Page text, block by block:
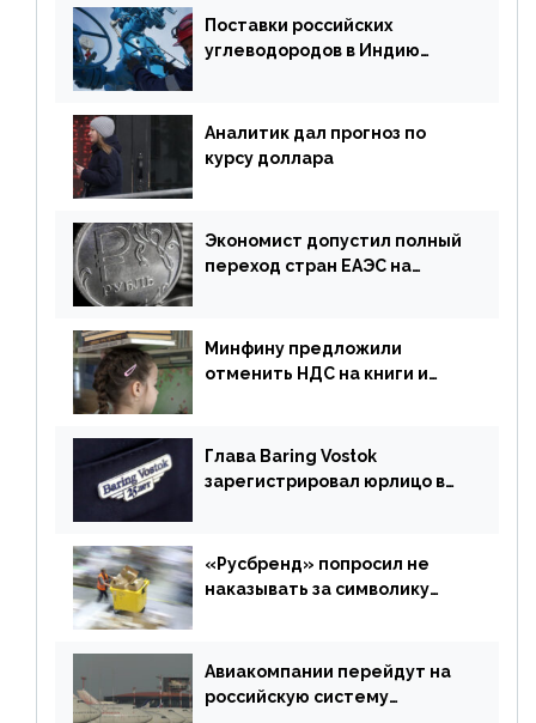
Поставки российских
углеводородов в Индию
Аналитик дал прогноз по
курсу доллара
Экономист допустил полный
переход стран ЕАЭС на
Минфину предложили
отменить НДС на книги и
Глава Baring Vostok
зарегистрировал юрлицо в
«Русбренд» попросил не
наказывать за символику
Авиакомпании перейдут на
российскую систему